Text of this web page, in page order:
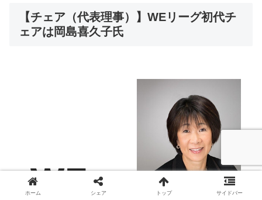
【チェア（代表理事）】WEリーグ初代チ
ェアは岡島喜久子氏
ホーム シェア トップ サイドバー